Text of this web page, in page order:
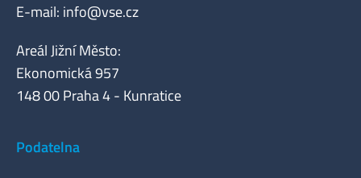
E-mail: info@vse.cz
Areál Jižní Město:
Ekonomická 957
148 00 Praha 4 - Kunratice
Podatelna